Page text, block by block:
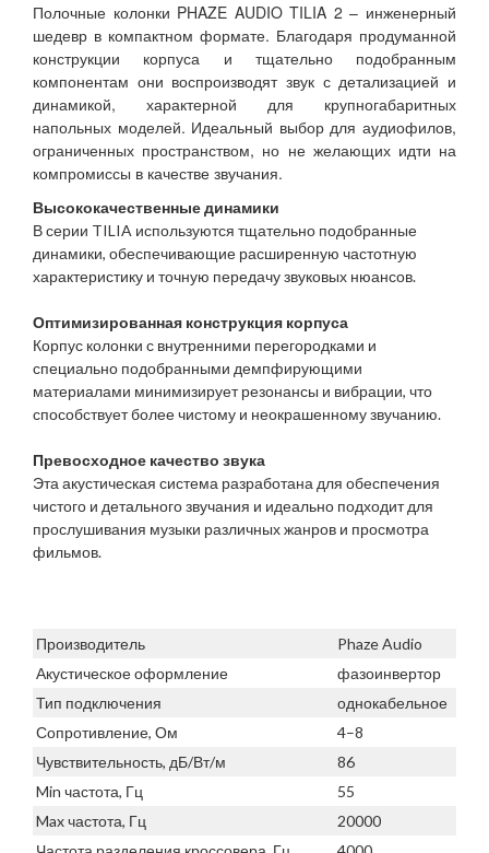
Полочные колонки PHAZE AUDIO TILIA 2 – инженерный
шедевр в компактном формате. Благодаря продуманной
конструкции корпуса и тщательно подобранным
компонентам они воспроизводят звук с детализацией и
динамикой, характерной для крупногабаритных
напольных моделей. Идеальный выбор для аудиофилов,
ограниченных пространством, но не желающих идти на
компромиссы в качестве звучания.
Высококачественные динамики
В серии TILIA используются тщательно подобранные
динамики, обеспечивающие расширенную частотную
характеристику и точную передачу звуковых нюансов.
Оптимизированная конструкция корпуса
Корпус колонки с внутренними перегородками и
специально подобранными демпфирующими
материалами минимизирует резонансы и вибрации, что
способствует более чистому и неокрашенному звучанию.
Превосходное качество звука
Эта акустическая система разработана для обеспечения
чистого и детального звучания и идеально подходит для
прослушивания музыки различных жанров и просмотра
фильмов.
Производитель
Phaze Audio
Акустическое оформление
фазоинвертор
Тип подключения
однокабельное
Сопротивление, Ом
4–8
Чувствительность, дБ/Вт/м
86
Min частота, Гц
55
Max частота, Гц
20000